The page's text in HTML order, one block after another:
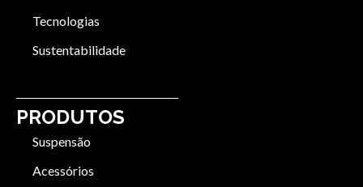
Tecnologias
Sustentabilidade
PRODUTOS
Suspensão
Acessórios